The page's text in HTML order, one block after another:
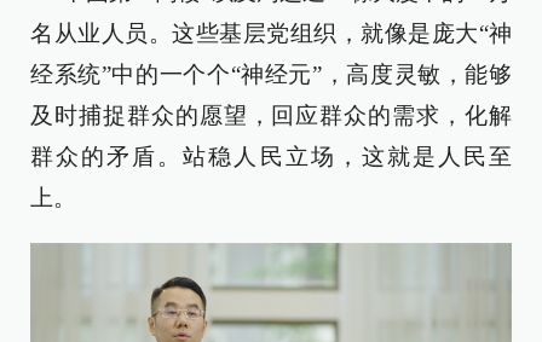
名从业人员。这些基层党组织，就像是庞大“神
经系统”中的一个个“神经元”，高度灵敏，能够
及时捕捉群众的愿望，回应群众的需求，化解
群众的矛盾。站稳人民立场，这就是人民至
上。